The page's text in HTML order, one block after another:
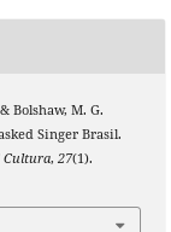
Bolshaw, M. G.
Singer Brasil.
Cultura, 27(1).